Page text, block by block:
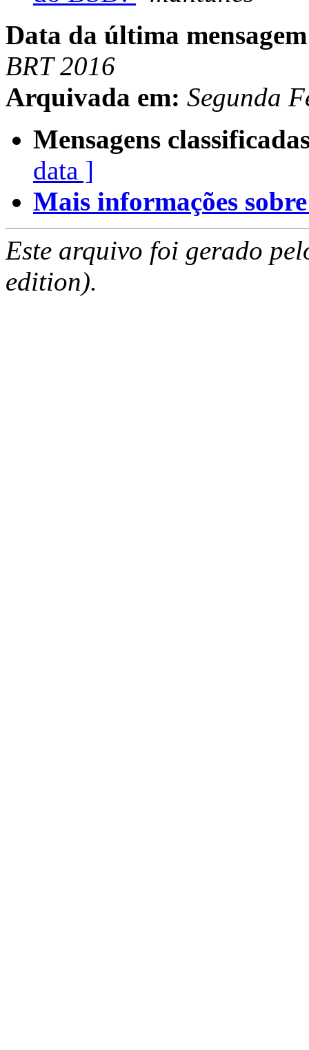
Data da última
BRT 2016
Arquivada em: Segunda
Mensagens
data ]
Mais informações
Este arquivo foi gerado
edition).